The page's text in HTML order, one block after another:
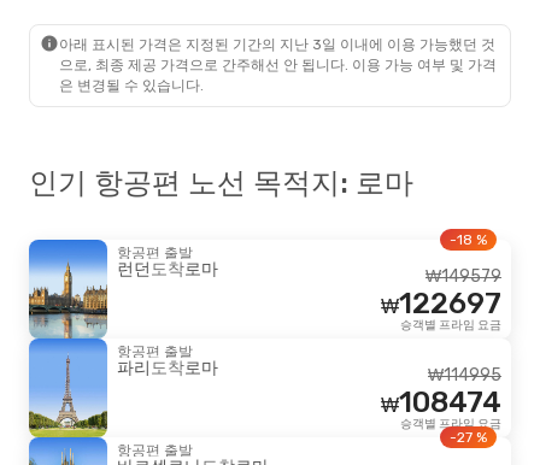
아래 표시된 가격은 지정된 기간의 지난 3일 이내에 이용 가능했던 것
으로, 최종 제공 가격으로 간주해선 안 됩니다. 이용 가능 여부 및 가격
은 변경될 수 있습니다.
인기 항공편 노선 목적지: 로마
항공편 출발
런던도착로마
-18 %
149579
₩
122697
₩
승객별 프라임 요금
항공편 출발
파리도착로마 114995
₩
108474
₩
승객별 프라임 요금
항공편 출발
-27 %